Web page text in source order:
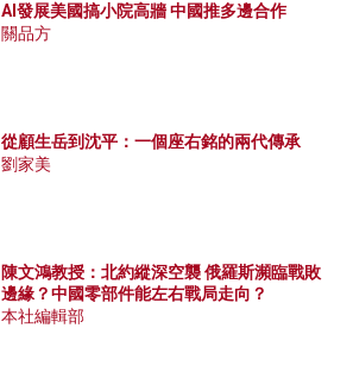
AI發展美國搞小院高牆 中國推多邊合作
關品方
從顧生岳到沈平：一個座右銘的兩代傳承
劉家美
陳文鴻教授：北約縱深空襲 俄羅斯瀕臨戰敗
邊緣？中國零部件能左右戰局走向？
本社編輯部